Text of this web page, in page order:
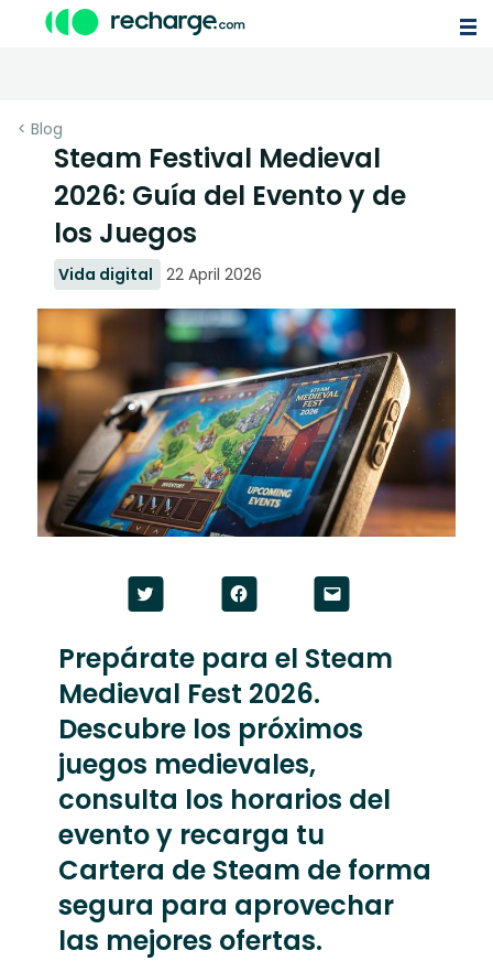
< Blog
Steam Festival Medieval
2026: Guía del Evento y de
los Juegos
Vida digital 22 April 2026
Prepárate para el Steam
Medieval Fest 2026.
Descubre los próximos
juegos medievales,
consulta los horarios del
evento y recarga tu
Cartera de Steam de forma
segura para aprovechar
las mejores ofertas.
to
Twitter
(Opens
new
window)
to
Facebook
(Opens
new
window)
to
link
to
in
new